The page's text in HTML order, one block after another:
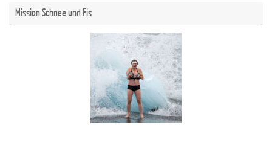
Mission Schnee und Eis